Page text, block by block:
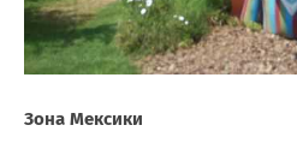
Зона Мексики